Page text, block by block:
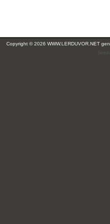
Copyright © 2026 WWW.LERDUVOR.NET